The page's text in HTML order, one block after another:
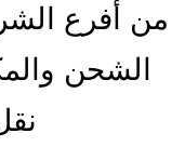
من أفرع
الشحن